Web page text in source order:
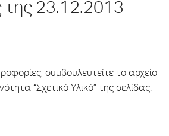
της 23.12.2013
συμβουλευτείτε το αρχείο
“Σχετικό Υλικό” της σελίδας.